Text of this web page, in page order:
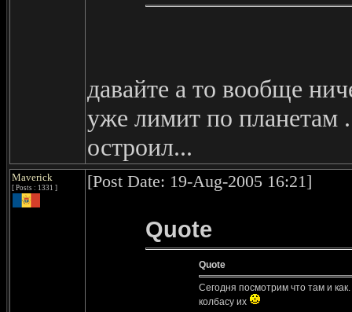
давайте а то вообще
уже лимит по планетам
остроил...
Maverick
[ Posts : 1331 ] [Post Date: 19-Aug-2005 16:21]
Quote
Quote
Сегодня посмотрим что там и
колбасу их